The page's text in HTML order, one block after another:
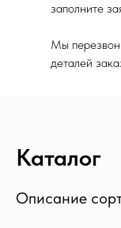
заполните
Мы
деталей
Каталог
Описание